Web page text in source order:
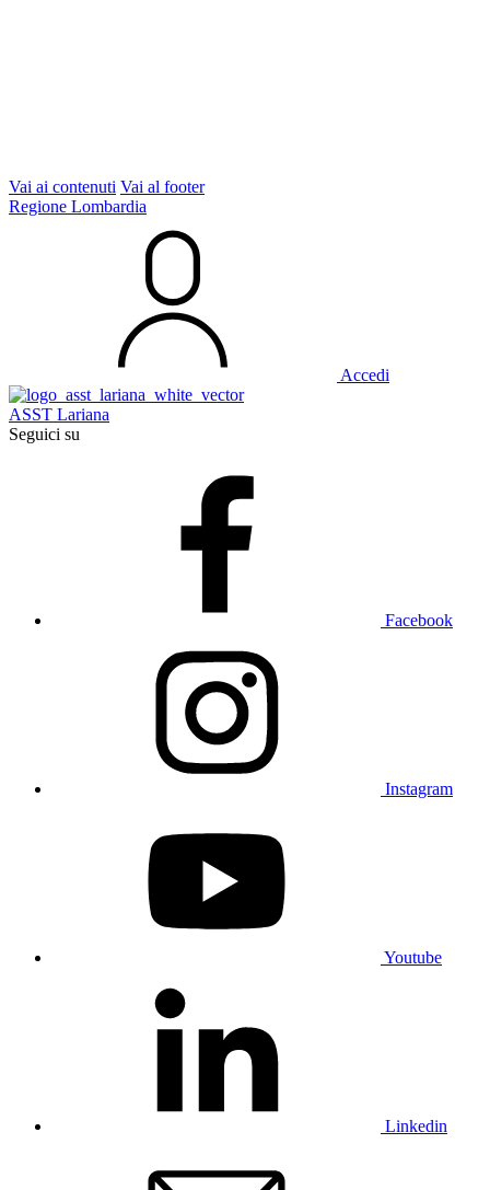
Vai ai contenuti Vai al footer
Regione Lombardia
Accedi
ASST Lariana
Seguici su
Facebook
Instagram
Youtube
Linkedin